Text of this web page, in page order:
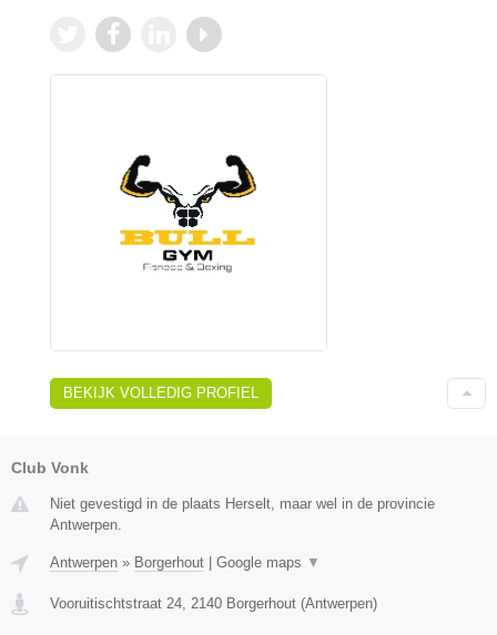
BEKIJK VOLLEDIG PROFIEL
Club Vonk
Niet gevestigd in de plaats Herselt, maar wel in de provincie
Antwerpen.
Antwerpen » Borgerhout Google maps ▼
Vooruitischtstraat 24, 2140 Borgerhout (Antwerpen)